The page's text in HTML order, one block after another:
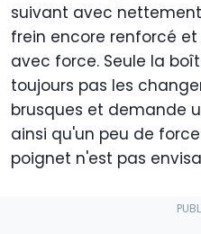
suivant avec
frein encore renforcé
avec force. Seule la
toujours pas les
brusques et demande
ainsi qu'un peu de
poignet n'est pas